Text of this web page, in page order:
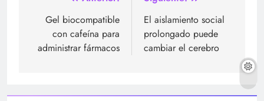
de
entradas
Gel biocompatible
con cafeína para
administrar fármacos
El aislamiento social
prolongado puede
cambiar el cerebro